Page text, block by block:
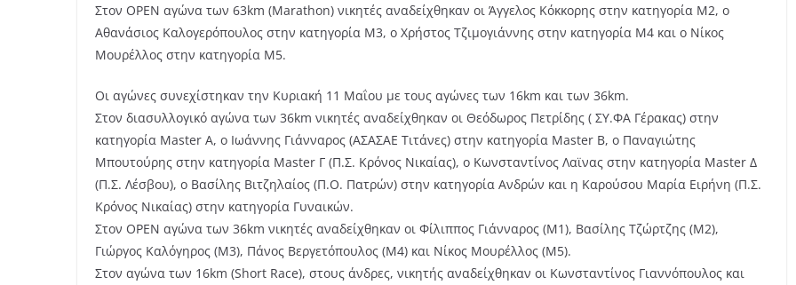
Στον OPEN αγώνα των 63km (Marathon) νικητές αναδείχθηκαν οι Άγγελος Κόκκορης στην κατηγορία Μ2, ο
Αθανάσιος Καλογερόπουλος στην κατηγορία Μ3, ο Χρήστος Τζιμογιάννης στην κατηγορία Μ4 και ο Νίκος
Μουρέλλος στην κατηγορία Μ5.
Οι αγώνες συνεχίστηκαν την Κυριακή 11 Μαΐου με τους αγώνες των 16km και των 36km.
Στον διασυλλογικό αγώνα των 36km νικητές αναδείχθηκαν οι Θεόδωρος Πετρίδης ( ΣΥ.ΦΑ Γέρακας) στην
κατηγορία Master A, ο Ιωάννης Γιάνναρος (ΑΣΑΣΑΕ Τιτάνες) στην κατηγορία Master Β, ο Παναγιώτης
Μπουτούρης στην κατηγορία Master Γ (Π.Σ. Κρόνος Νικαίας), ο Κωνσταντίνος Λαϊνας στην κατηγορία Master Δ
(Π.Σ. Λέσβου), ο Βασίλης Βιτζηλαίος (Π.Ο. Πατρών) στην κατηγορία Ανδρών και η Καρούσου Μαρία Ειρήνη (Π.Σ.
Κρόνος Νικαίας) στην κατηγορία Γυναικών.
Στον OPEN αγώνα των 36km νικητές αναδείχθηκαν οι Φίλιππος Γιάνναρος (Μ1), Βασίλης Τζώρτζης (Μ2),
Γιώργος Καλόγηρος (Μ3), Πάνος Βεργετόπουλος (Μ4) και Νίκος Μουρέλλος (Μ5).
Στον αγώνα των 16km (Short Race), στους άνδρες, νικητής αναδείχθηκαν οι Κωνσταντίνος Γιαννόπουλος και